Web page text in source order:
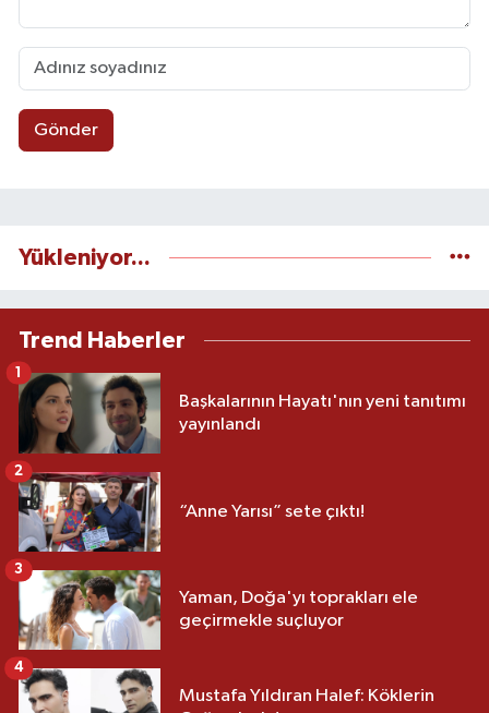
Gönder
Yükleniyor...
Trend Haberler
Başkalarının Hayatı'nın yeni tanıtımı
yayınlandı
1
“Anne Yarısı” sete çıktı!
2
Yaman, Doğa'yı toprakları ele
geçirmekle suçluyor
3
Mustafa Yıldıran Halef: Köklerin
4